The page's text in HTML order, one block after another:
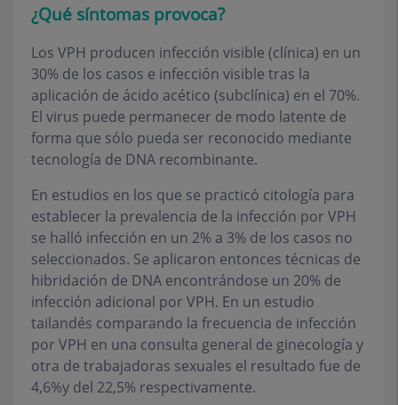
¿Qué síntomas provoca?
Los VPH producen infección visible (clínica) en un
30% de los casos e infección visible tras la
aplicación de ácido acético (subclínica) en el 70%.
El virus puede permanecer de modo latente de
forma que sólo pueda ser reconocido mediante
tecnología de DNA recombinante.
En estudios en los que se practicó citología para
establecer la prevalencia de la infección por VPH
se halló infección en un 2% a 3% de los casos no
seleccionados. Se aplicaron entonces técnicas de
hibridación de DNA encontrándose un 20% de
infección adicional por VPH. En un estudio
tailandés comparando la frecuencia de infección
por VPH en una consulta general de ginecología y
otra de trabajadoras sexuales el resultado fue de
4,6%y del 22,5% respectivamente.